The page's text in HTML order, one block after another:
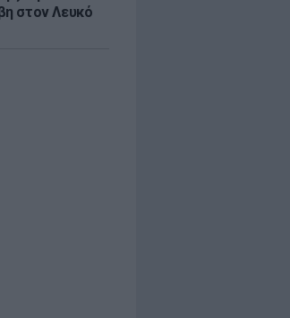
στον Λευκό